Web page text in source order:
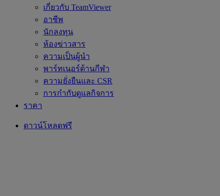
เกี่ยวกับ TeamViewer
อาชีพ
นักลงทุน
ห้องข่าวสาร
ความเป็นผู้นำ
พาร์ทเนอร์ด้านกีฬา
ความยั่งยืนและ CSR
การกำกับดูแลกิจการ
ราคา
ดาวน์โหลดฟรี